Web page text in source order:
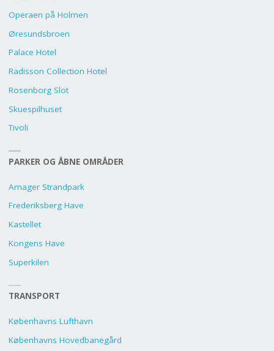
Operaen på Holmen
Øresundsbroen
Palace Hotel
Radisson Collection Hotel
Rosenborg Slot
Skuespilhuset
Tivoli
PARKER OG ÅBNE OMRÅDER
Amager Strandpark
Frederiksberg Have
Kastellet
Kongens Have
Superkilen
TRANSPORT
Københavns Lufthavn
Københavns Hovedbanegård